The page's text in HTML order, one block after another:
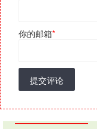
你的邮箱*
提交评论